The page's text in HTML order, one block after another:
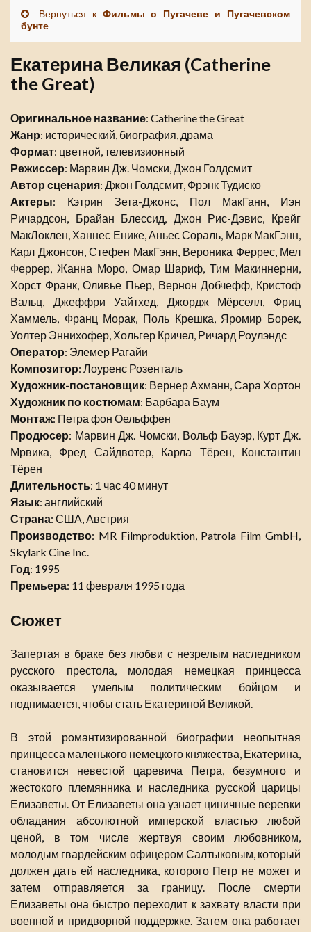
Вернуться к Фильмы о Пугачеве и Пугачевском
бунте
Екатерина Великая (Catherine
the Great)
Оригинальное название: Catherine the Great
Жанр: исторический, биография, драма
Формат: цветной, телевизионный
Режиссер: Марвин Дж. Чомски, Джон Голдсмит
Автор сценария: Джон Голдсмит, Фрэнк Тудиско
Актеры: Кэтрин Зета-Джонс, Пол МакГанн, Иэн
Ричардсон, Брайан Блессид, Джон Рис-Дэвис, Крейг
МакЛоклен, Ханнес Енике, Аньес Сораль, Марк МакГэнн,
Карл Джонсон, Стефен МакГэнн, Вероника Феррес, Мел
Феррер, Жанна Моро, Омар Шариф, Тим Макиннерни,
Хорст Франк, Оливье Пьер, Вернон Добчефф, Кристоф
Вальц, Джеффри Уайтхед, Джордж Мёрселл, Фриц
Хаммель, Франц Морак, Поль Крешка, Яромир Борек,
Уолтер Эннихофер, Хольгер Кричел, Ричард Роулэндс
Оператор: Элемер Рагайи
Композитор: Лоуренс Розенталь
Художник-постановщик: Вернер Ахманн, Сара Хортон
Художник по костюмам: Барбара Баум
Монтаж: Петра фон Оельффен
Продюсер: Марвин Дж. Чомски, Вольф Бауэр, Курт Дж.
Мрвика, Фред Сайдвотер, Карла Тёрен, Константин
Тёрен
Длительность: 1 час 40 минут
Язык: английский
Страна: США, Австрия
Производство: MR Filmproduktion, Patrola Film GmbH,
Skylark Cine Inc.
Год: 1995
Премьера: 11 февраля 1995 года
Сюжет
Запертая в браке без любви с незрелым наследником
русского престола, молодая немецкая принцесса
оказывается умелым политическим бойцом и
поднимается, чтобы стать Екатериной Великой.
В этой романтизированной биографии неопытная
принцесса маленького немецкого княжества, Екатерина,
становится невестой царевича Петра, безумного и
жестокого племянника и наследника русской царицы
Елизаветы. От Елизаветы она узнает циничные веревки
обладания абсолютной имперской властью любой
ценой, в том числе жертвуя своим любовником,
молодым гвардейским офицером Салтыковым, который
должен дать ей наследника, которого Петр не может и
затем отправляется за границу. После смерти
Елизаветы она быстро переходит к захвату власти при
военной и придворной поддержке. Затем она работает